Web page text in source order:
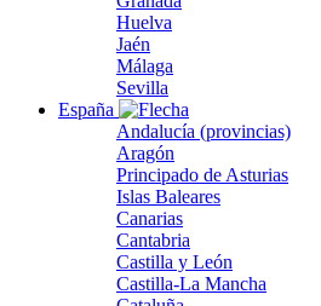
Huelva
Jaén
Málaga
Sevilla
España
Andalucía (provincias)
Aragón
Principado de Asturias
Islas Baleares
Canarias
Cantabria
Castilla y León
Castilla-La Mancha